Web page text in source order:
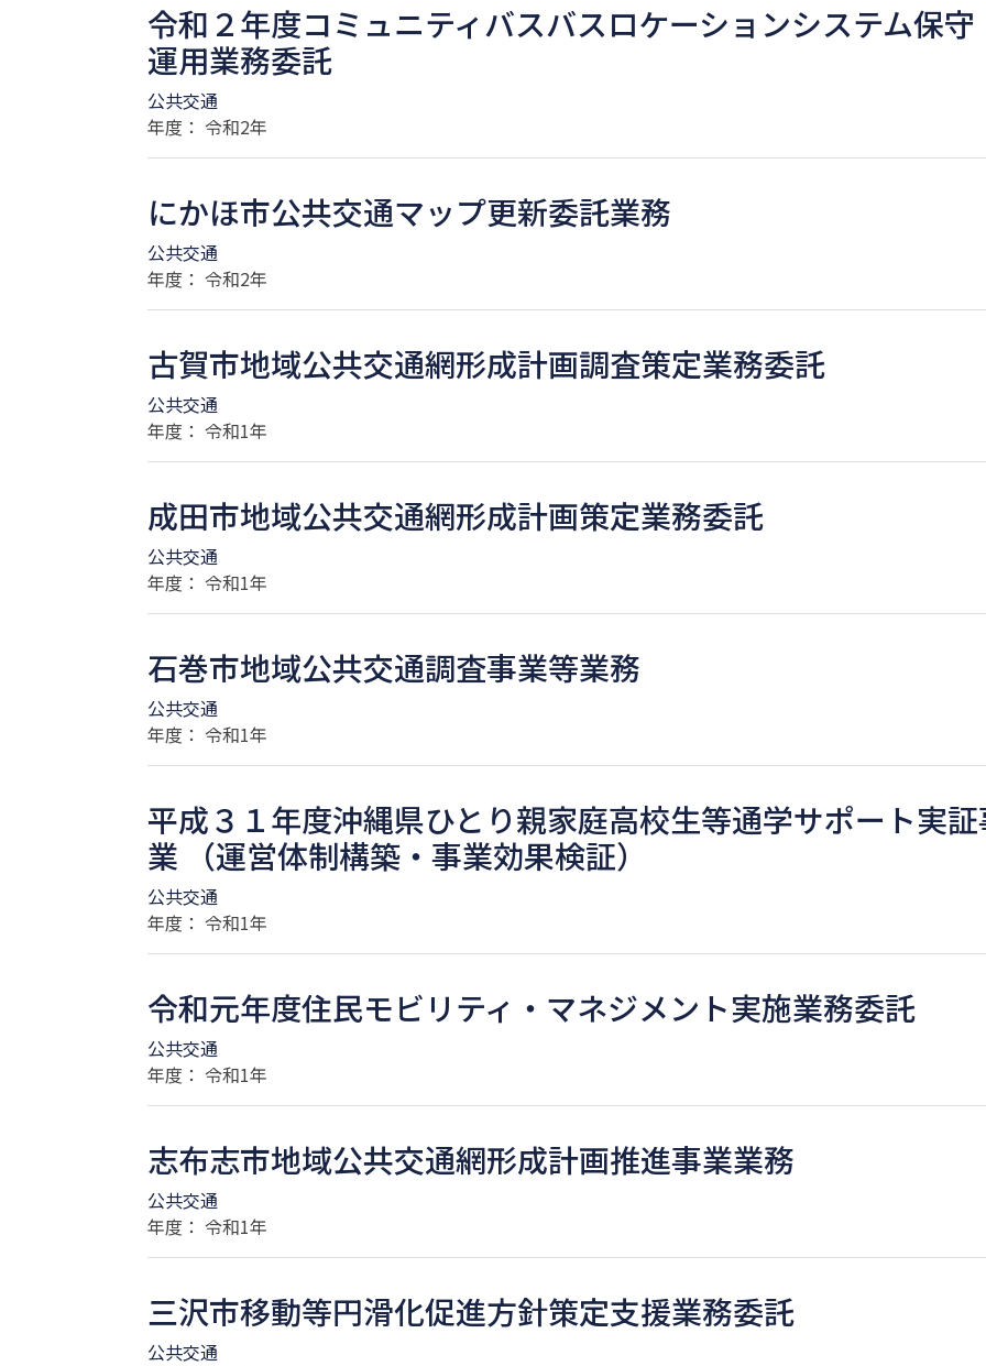
令和２年度コミュニティバスバスロケーションシステム保守
運用業務委託
公共交通
年度： 令和2年
にかほ市公共交通マップ更新委託業務
公共交通
年度： 令和2年
古賀市地域公共交通網形成計画調査策定業務委託
公共交通
年度： 令和1年
成田市地域公共交通網形成計画策定業務委託
公共交通
年度： 令和1年
石巻市地域公共交通調査事業等業務
公共交通
年度： 令和1年
平成３１年度沖縄県ひとり親家庭高校生等通学サポート実
業 （運営体制構築・事業効果検証）
公共交通
年度： 令和1年
令和元年度住民モビリティ・マネジメント実施業務委託
公共交通
年度： 令和1年
志布志市地域公共交通網形成計画推進事業業務
公共交通
年度： 令和1年
三沢市移動等円滑化促進方針策定支援業務委託
公共交通